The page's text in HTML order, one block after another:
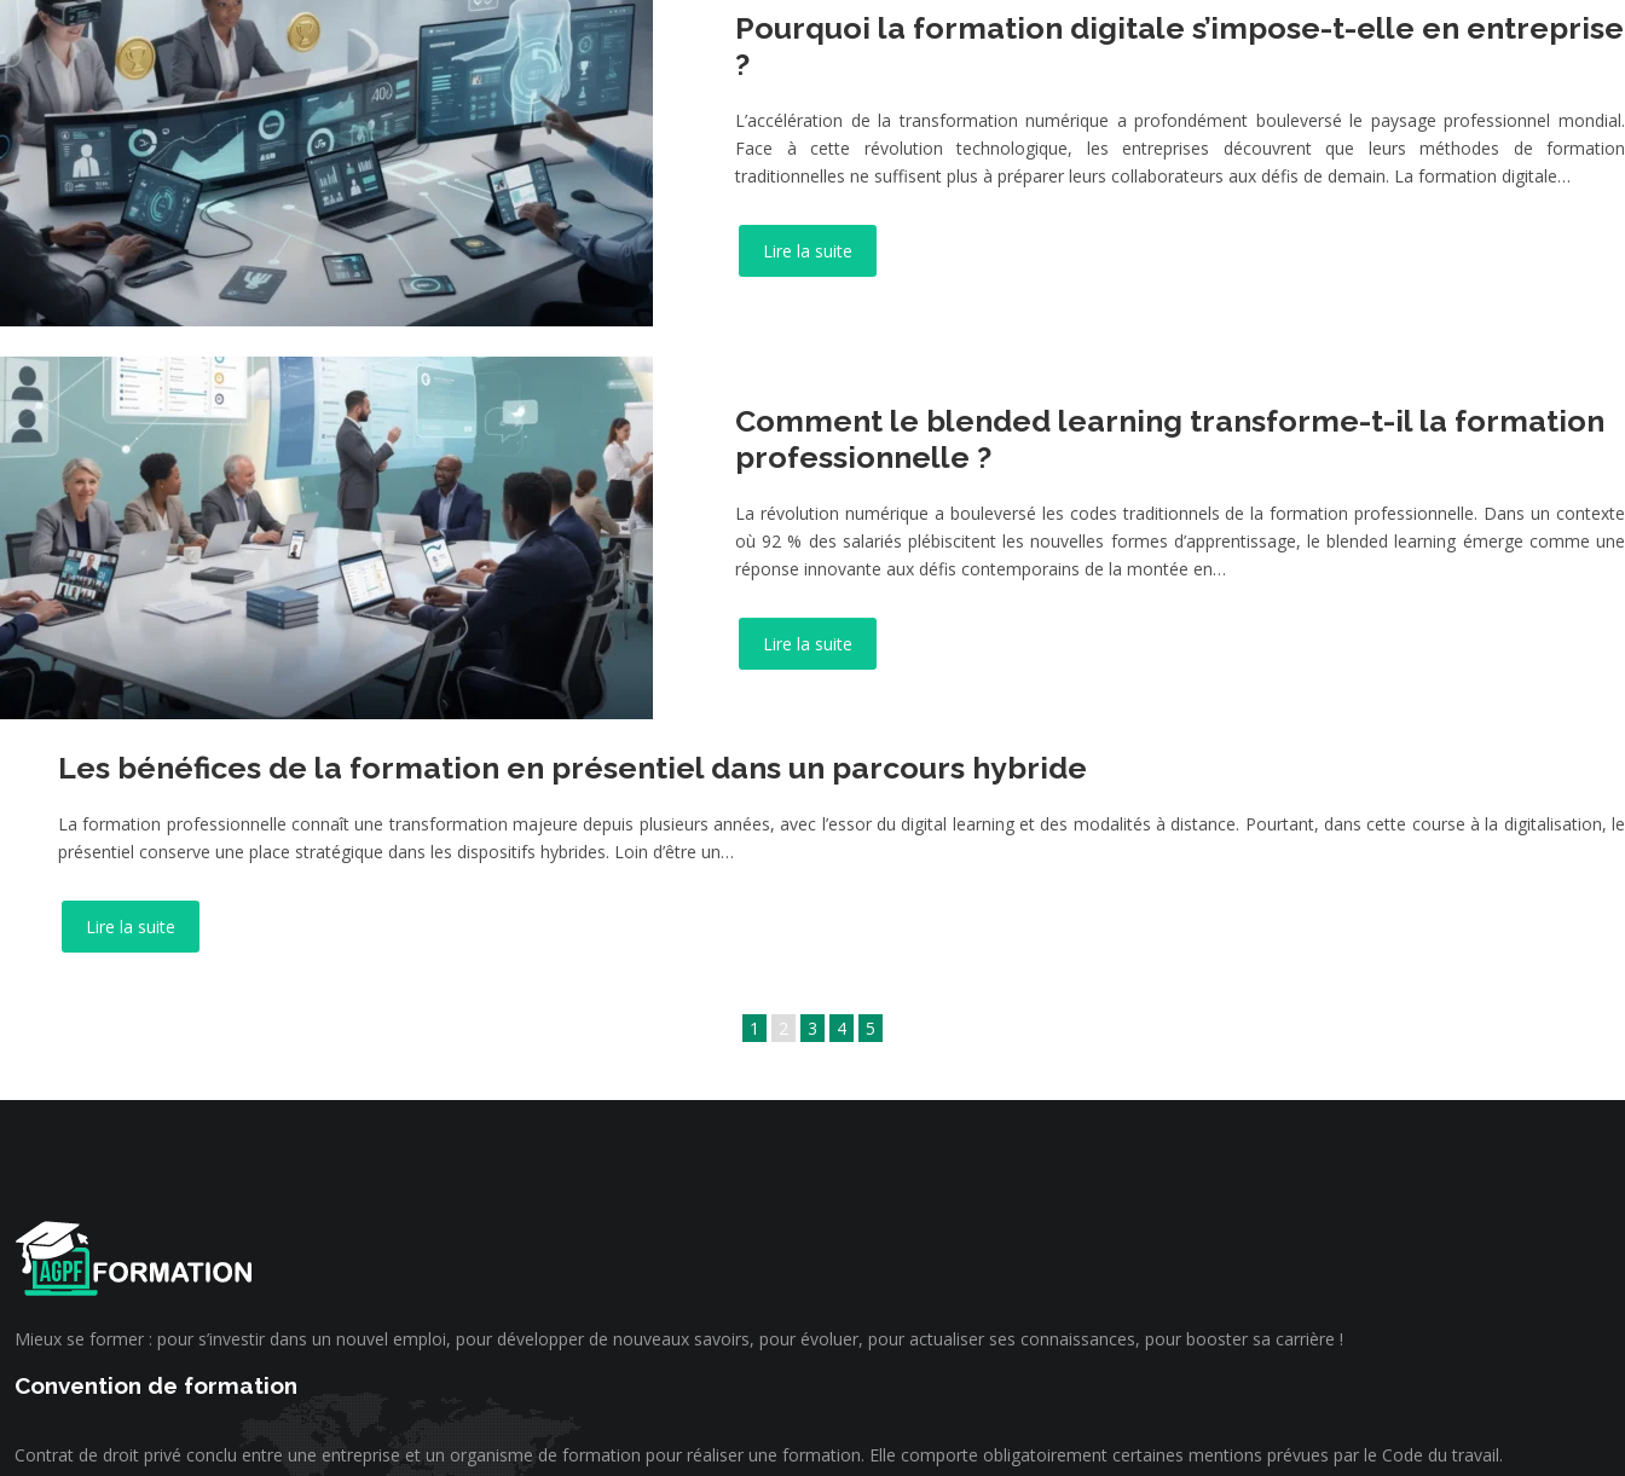
Pourquoi la formation digitale s’impose-t-elle en entreprise
?
L’accélération de la transformation numérique a profondément bouleversé le paysage professionnel mondial.
Face à cette révolution technologique, les entreprises découvrent que leurs méthodes de formation
traditionnelles ne suffisent plus à préparer leurs collaborateurs aux défis de demain. La formation digitale…
Lire la suite
Comment le blended learning transforme-t-il la formation
professionnelle ?
La révolution numérique a bouleversé les codes traditionnels de la formation professionnelle. Dans un contexte
où 92 % des salariés plébiscitent les nouvelles formes d’apprentissage, le blended learning émerge comme une
réponse innovante aux défis contemporains de la montée en…
Lire la suite
Les bénéfices de la formation en présentiel dans un parcours hybride
La formation professionnelle connaît une transformation majeure depuis plusieurs années, avec l’essor du digital learning et des modalités à distance. Pourtant, dans cette course à la digitalisation, le
présentiel conserve une place stratégique dans les dispositifs hybrides. Loin d’être un…
Lire la suite
1 2 3 4 5
Mieux se former : pour s’investir dans un nouvel emploi, pour développer de nouveaux savoirs, pour évoluer, pour actualiser ses connaissances, pour booster sa carrière !
Convention de formation
Contrat de droit privé conclu entre une entreprise et un organisme de formation pour réaliser une formation. Elle comporte obligatoirement certaines mentions prévues par le Code du travail.